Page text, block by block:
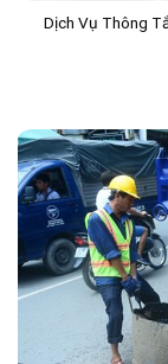
Dịch Vụ Thông